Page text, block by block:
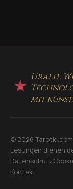
Uralte
mit
© 2026
Lesungen dienen
Datenschutz
Kontakt